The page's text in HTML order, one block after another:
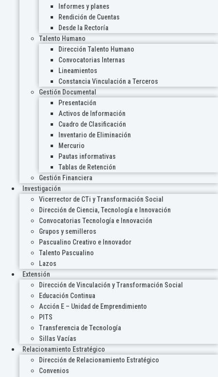
Informes y planes
Rendición de Cuentas
Desde la Rectoría
Talento Humano
Dirección Talento Humano
Convocatorias Internas
Lineamientos
Constancia Vinculación a Terceros
Gestión Documental
Presentación
Activos de Información
Cuadro de Clasificación
Inventario de Eliminación
Mercurio
Pautas informativas
Tablas de Retención
Gestión Financiera
Investigación
Vicerrector de CTi y Transformación Social
Dirección de Ciencia, Tecnología e Innovación
Convocatorias Tecnología e Innovación
Grupos y semilleros
Pascualino Creativo e Innovador
Talento Pascualino
Lazos
Extensión
Dirección de Vinculación y Transformación Social
Educación Continua
Acción E – Unidad de Emprendimiento
PITS
Transferencia de Tecnología
Sillas Vacías
Relacionamiento Estratégico
Dirección de Relacionamiento Estratégico
Convenios